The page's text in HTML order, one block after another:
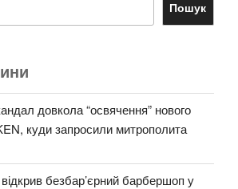
Пошук
довкола “освячення” нового
куди запросили митрополита
безбар’єрний барбершоп у